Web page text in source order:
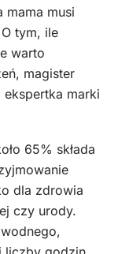
mama musi
tym, ile
warto
magister
marki
65% składa
dla zdrowia
czy urody.